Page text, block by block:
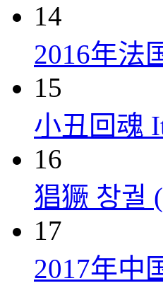
14
2016年法
15
小丑回魂
16
猖獗 창궐
17
2017年中